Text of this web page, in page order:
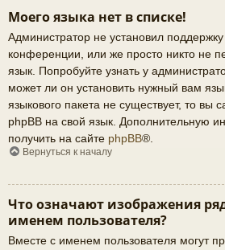
Моего языка нет в списке!
Администратор не установил
конференции, или же просто никто не
язык. Попробуйте узнать у
может ли он установить нужный вам
языкового пакета не существует, то вы
phpBB на свой язык. Дополнительную
получить на сайте phpBB®.
Вернуться к началу
Что означают изображения
именем пользователя?
Вместе с именем пользователя могут